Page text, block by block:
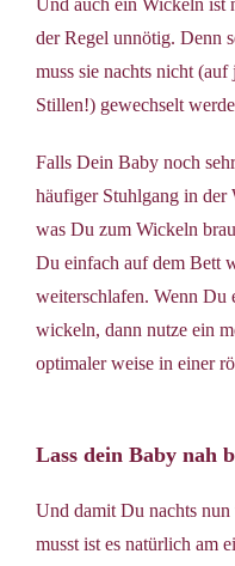
Und auch ein Wickeln ist
der Regel unnötig. Denn
muss sie nachts nicht
Stillen!) gewechselt
Falls Dein Baby noch
häufiger Stuhlgang in
was Du zum Wickeln
Du einfach auf dem Bett
weiterschlafen. Wenn Du
wickeln, dann nutze ein
optimaler weise in einer
Lass dein Baby nah
Und damit Du nachts
musst ist es natürlich am